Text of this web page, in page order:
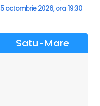
5 octombrie 2026, ora 19:30
Satu-Mare